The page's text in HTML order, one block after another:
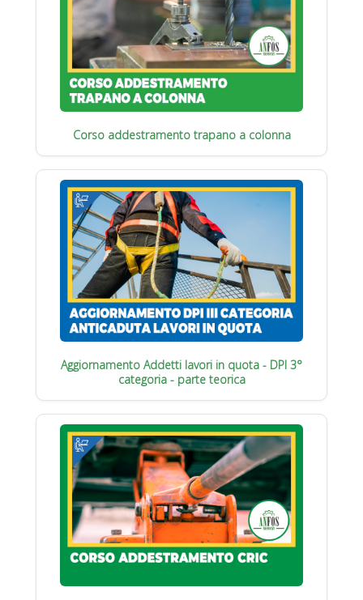
Corso addestramento trapano a colonna
Aggiornamento Addetti lavori in quota - DPI 3°
categoria - parte teorica